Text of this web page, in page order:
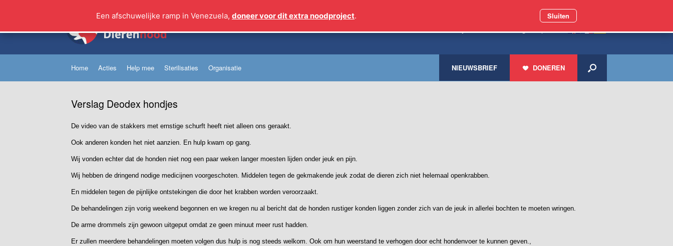
inhoud
Home Acties Help mee Sterilisaties Organisatie DONEREN
NIEUWSBRIEF
Verslag Deodex hondjes
De video van de stakkers met ernstige schurft heeft niet alleen ons geraakt.
Ook anderen konden het niet aanzien. En hulp kwam op gang.
Wij vonden echter dat de honden niet nog een paar weken langer moesten lijden onder jeuk en pijn.
Wij hebben de dringend nodige medicijnen voorgeschoten. Middelen tegen de gekmakende jeuk zodat de dieren zich niet helemaal openkrabben.
En middelen tegen de pijnlijke ontstekingen die door het krabben worden veroorzaakt.
De behandelingen zijn vorig weekend begonnen en we kregen nu al bericht dat de honden rustiger konden liggen zonder zich van de jeuk in allerlei bochten te moeten wringen.
De arme drommels zijn gewoon uitgeput omdat ze geen minuut meer rust hadden.
Er zullen meerdere behandelingen moeten volgen dus hulp is nog steeds welkom. Ook om hun weerstand te verhogen door echt hondenvoer te kunnen geven.,
Een afschuwelijke ramp in Venezuela, doneer voor dit extra noodproject. Sluiten